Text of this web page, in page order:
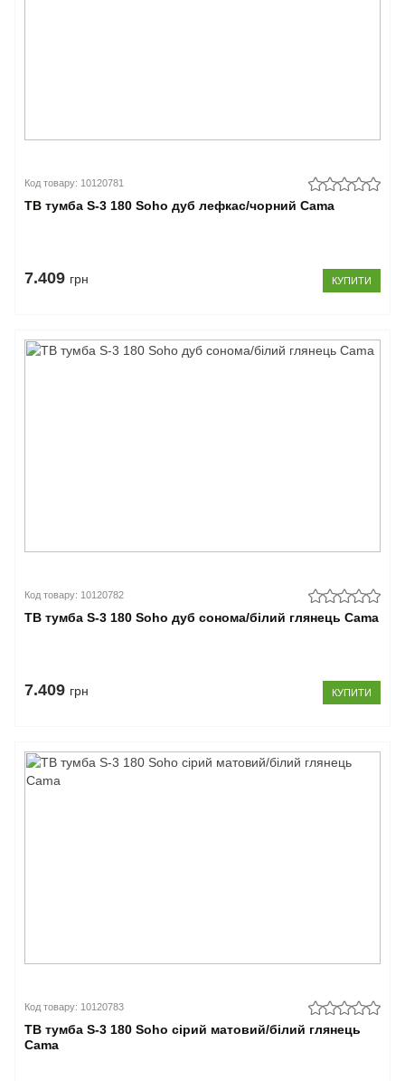
Код товару: 10120781
ТВ тумба S-3 180 Soho дуб лефкас/чорний Cama
7.409 грн КУПИТИ
Код товару: 10120782
ТВ тумба S-3 180 Soho дуб сонома/білий глянець Cama
7.409 грн КУПИТИ
Код товару: 10120783
ТВ тумба S-3 180 Soho сірий матовий/білий глянець
Cama